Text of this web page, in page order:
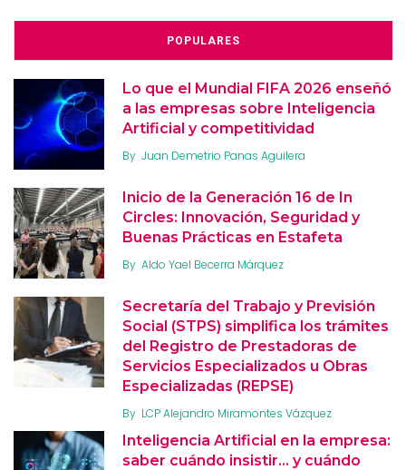
POPULARES
Lo que el Mundial FIFA 2026 enseñó
a las empresas sobre Inteligencia
Artificial y competitividad
By Juan Demetrio Panas Aguilera
Inicio de la Generación 16 de In
Circles: Innovación, Seguridad y
Buenas Prácticas en Estafeta
By Aldo Yael Becerra Márquez
Secretaría del Trabajo y Previsión
Social (STPS) simplifica los trámites
del Registro de Prestadoras de
Servicios Especializados u Obras
Especializadas (REPSE)
By LCP Alejandro Miramontes Vázquez
Inteligencia Artificial en la empresa:
saber cuándo insistir… y cuándo